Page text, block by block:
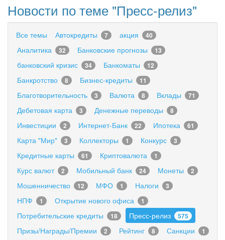
Новости по теме "Пресс-релиз"
Все темы Автокредиты 7 акция 40
Аналитика 32 Банковские прогнозы 13
банковский кризис 34 Банкоматы 12
Банкротство 8 Бизнес-кредиты 11
Благотворительность 3 Валюта 8 Вклады 71
Дебетовая карта 3 Денежные переводы 8
Инвестиции 2 Интернет-Банк 22 Ипотека 61
Карта "Мир" 3 Коллекторы 1 Конкурс 3
Кредитные карты 61 Криптовалюта 1
Курс валют 2 Мобильный банк 24 Монеты 2
Мошенничество 12 МФО 1 Налоги 3
НПФ 1 Открытие нового офиса 1
Потребительские кредиты 18 Пресс-релиз 575
Призы/Награды/Премии 2 Рейтинг 8 Санкции 1